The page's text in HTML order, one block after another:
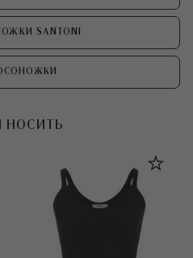
SANTONI
НОСИТЬ